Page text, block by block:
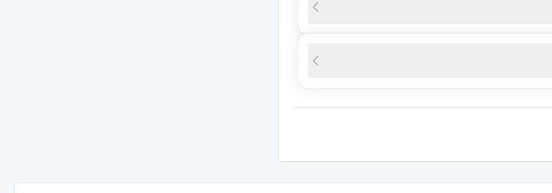
يتم إعداد خطة علاجية للقضاء على العوامل التي تدفع الشخص
بتوصية من الطبيب وأخصائي التغذية، يتم وضع برنامج تغذية
خطيرة بسبب المواد الصلبة التي يتم تناولها في الأمعاء